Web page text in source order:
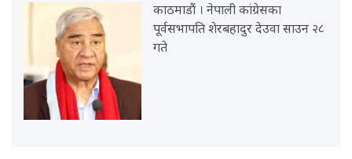
काठमाडौं । नेपाली कांग्रेसका
पूर्वसभापति शेरबहादुर देउवा साउन २८
गते